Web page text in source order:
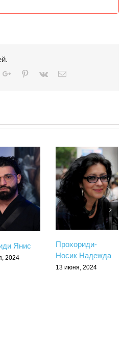
Google+Pinterest
Vk Email
Янис
2024
Прохориди-
Носик Надежда
13 июня, 2024